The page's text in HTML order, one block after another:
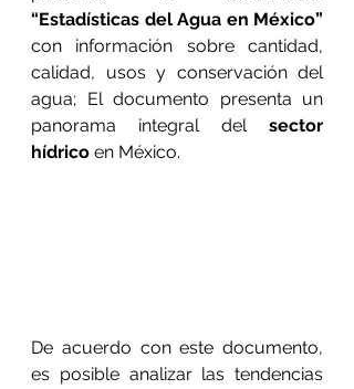
“Estadísticas del Agua en México”
con información sobre cantidad,
calidad, usos y conservación del
agua; El documento presenta un
panorama integral del sector
hídrico en México.
De acuerdo con este documento,
es posible analizar las tendencias